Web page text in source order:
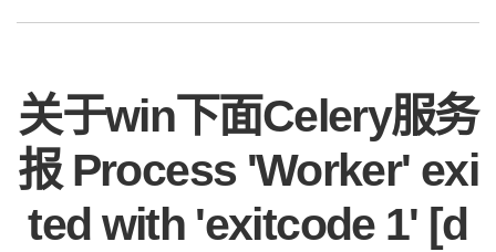
关于win下面Celery服务
报 Process 'Worker' exi
ted with 'exitcode 1' [d